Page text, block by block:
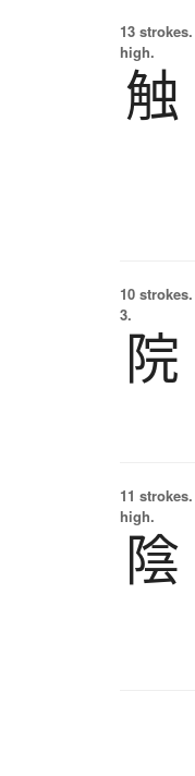
13 strokes.
high.
触
10 strokes.
3.
院
11 strokes.
high.
陰